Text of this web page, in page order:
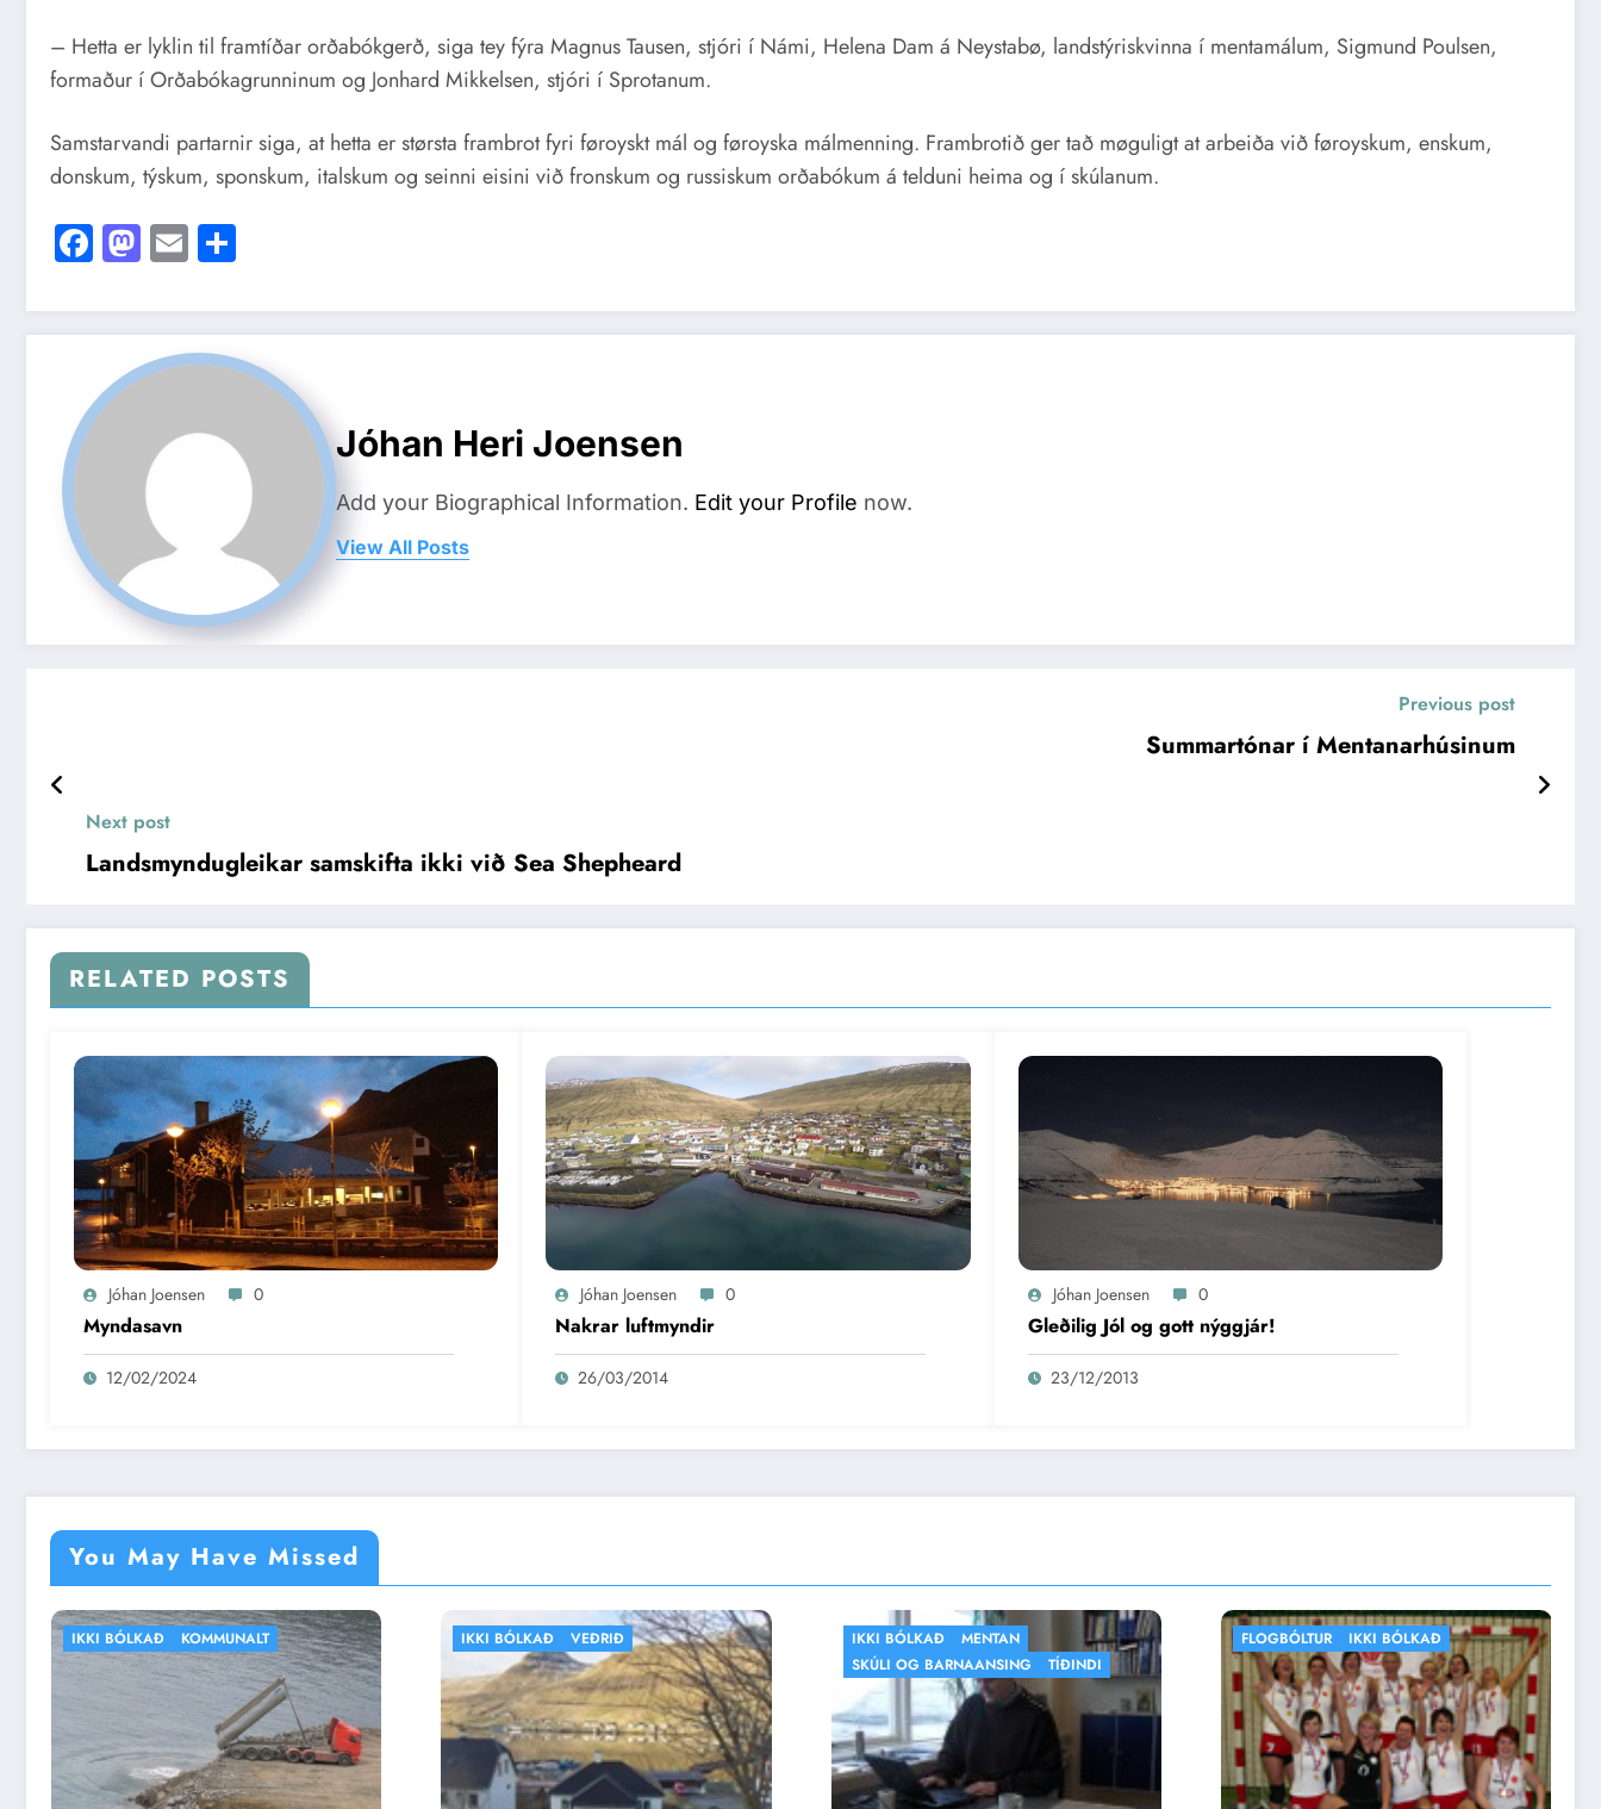
– Hetta er lyklin til framtíðar orðabókgerð, siga tey fýra Magnus Tausen, stjóri í Námi, Helena Dam á Neystabø, landstýriskvinna í mentamálum, Sigmund Poulsen,
formaður í Orðabókagrunninum og Jonhard Mikkelsen, stjóri í Sprotanum.
Samstarvandi partarnir siga, at hetta er størsta frambrot fyri føroyskt mál og føroyska málmenning. Frambrotið ger tað møguligt at arbeiða við føroyskum, enskum,
donskum, týskum, sponskum, italskum og seinni eisini við fronskum og russiskum orðabókum á telduni heima og í skúlanum.
Facebook
Mastodon
Email
Jóhan Heri Joensen
Add your Biographical Information. Edit your Profile now.
View All Posts
Previous post
Summartónar í Mentanarhúsinum
Next post
Landsmyndugleikar samskifta ikki við Sea Shepheard
RELATED POSTS
Jóhan Joensen 0
Myndasavn
12/02/2024
Jóhan Joensen 0
Nakrar luftmyndir
26/03/2014
Jóhan Joensen 0
Gleðilig Jól og gott nýggjár!
23/12/2013
You May Have Missed
IKKI BÓLKAÐ VEÐRIÐ IKKI BÓLKAÐ
MENTAN
SKÚLI OG BARNAANSING
TÍÐINDI
FLOGBÓLTUR IKKI BÓLKAÐ HORNBLÁSTUR IKKI BÓLKAÐ